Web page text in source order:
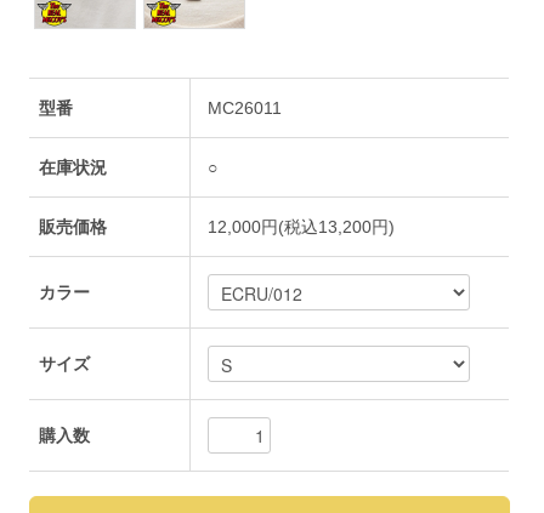
型番 MC26011
在庫状況 ○
販売価格 12,000円(税込13,200円)
カラー
サイズ
購入数